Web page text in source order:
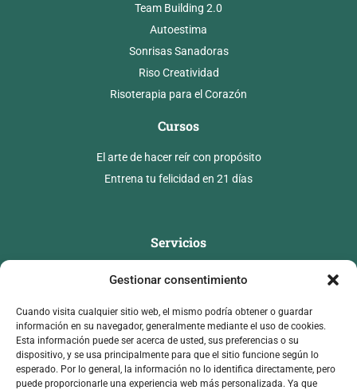
Gestionar consentimiento
Cuando visita cualquier sitio web, el mismo podría obtener o guardar
información en su navegador, generalmente mediante el uso de cookies.
Esta información puede ser acerca de usted, sus preferencias o su
dispositivo, y se usa principalmente para que el sitio funcione según lo
esperado. Por lo general, la información no lo identifica directamente, pero
puede proporcionarle una experiencia web más personalizada. Ya que
Team Building 2.0
Autoestima
Sonrisas Sanadoras
Riso Creatividad
Risoterapia para el Corazón
Cursos
El arte de hacer reír con propósito
Entrena tu felicidad en 21 días
Servicios
Conferencias
Longevo Legendario
Contacto
infoanyelycervantes@gmail.com